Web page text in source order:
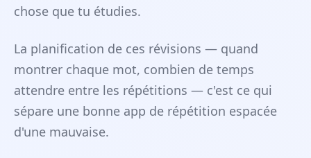
chose que tu étudies.
La planification de ces révisions — quand
montrer chaque mot, combien de temps
attendre entre les répétitions — c'est ce qui
sépare une bonne app de répétition espacée
d'une mauvaise.